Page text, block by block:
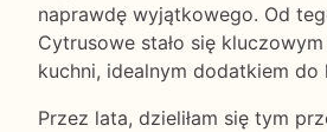
naprawdę wyjątkowego. Od
Cytrusowe stało się
kuchni, idealnym dodatkiem do
Przez lata, dzieliłam się tym